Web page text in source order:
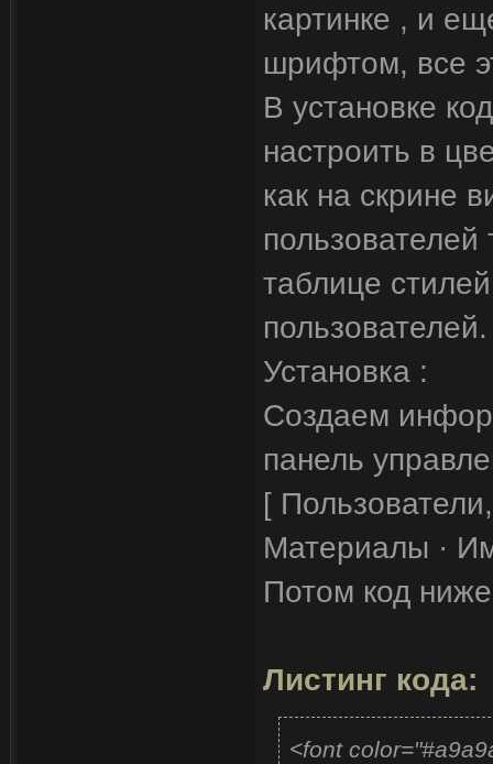
картинке , и
шрифтом, все
В установке
настроить в
как на скрине
пользователей
таблице
пользователей.
Установка :
Создаем
панель
[
Материалы ·
Потом код
Листинг кода:
<font